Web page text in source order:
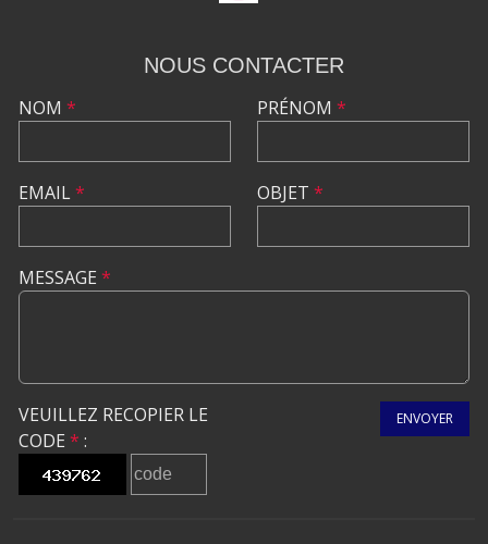
NOUS CONTACTER
NOM *
EMAIL*
PRÉNOM *
OBJET *
MESSAGE *
VEUILLEZ RECOPIER LE
CODE * :
ENVOYER